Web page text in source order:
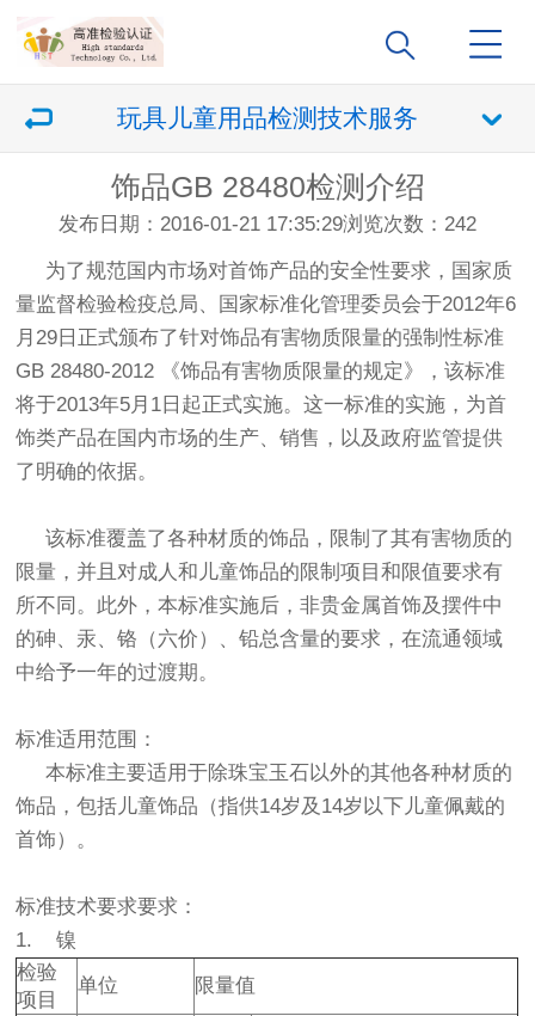
玩具儿童用品检测技术服务
饰品GB 28480检测介绍
发布日期：2016-01-21 17:35:29浏览次数： 242
为了规范国内市场对首饰产品的安全性要求，国家质
量监督检验检疫总局、国家标准化管理委员会于2012年6
月29日正式颁布了针对饰品有害物质限量的强制性标准
GB 28480-2012 《饰品有害物质限量的规定》，该标准
将于2013年5月1日起正式实施。这一标准的实施，为首
饰类产品在国内市场的生产、销售，以及政府监管提供
了明确的依据。
该标准覆盖了各种材质的饰品，限制了其有害物质的
限量，并且对成人和儿童饰品的限制项目和限值要求有
所不同。此外，本标准实施后，非贵金属首饰及摆件中
的砷、汞、铬（六价）、铅总含量的要求，在流通领域
中给予一年的过渡期。
标准适用范围：
本标准主要适用于除珠宝玉石以外的其他各种材质的
饰品，包括儿童饰品（指供14岁及14岁以下儿童佩戴的
首饰）。
标准技术要求要求：
1. 镍
检验
项目
单位 限量值